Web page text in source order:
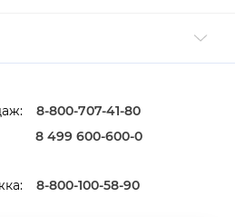
8-800-707-41-80
8 499 600-600-0
8-800-100-58-90